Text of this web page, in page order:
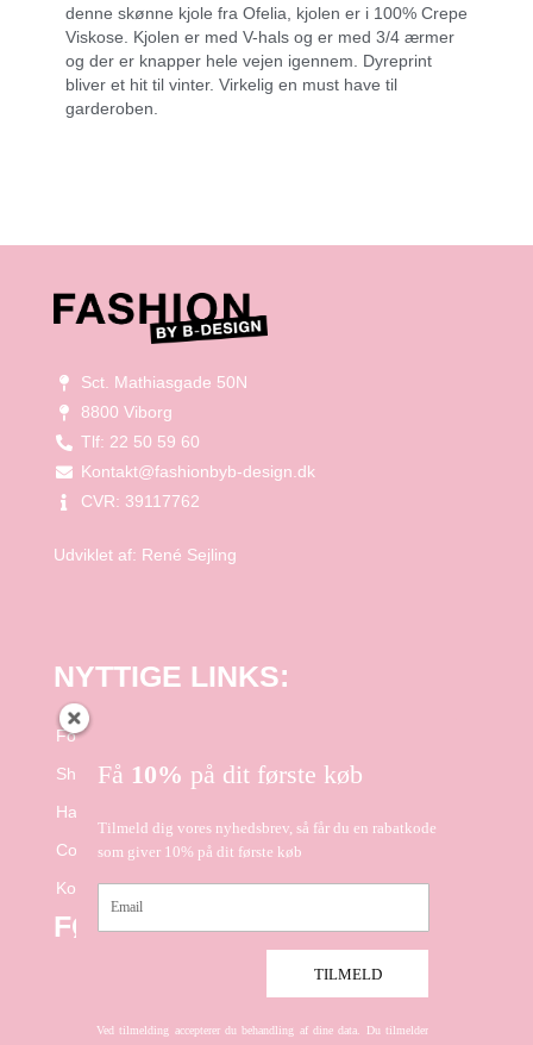
denne skønne kjole fra Ofelia, kjolen er i 100% Crepe
Viskose. Kjolen er med V-hals og er med 3/4 ærmer
og der er knapper hele vejen igennem. Dyreprint
bliver et hit til vinter. Virkelig en must have til
garderoben.
Sct. Mathiasgade 50N
8800 Viborg
Tlf: 22 50 59 60
Kontakt@fashionbyb-design.dk
CVR: 39117762
Udviklet af: René Sejling
NYTTIGE LINKS:
Forside
Shop
Handelsbetingelser
Cookie- og Privatlivspolitik
Kontakt
FØLG OS PÅ FACEBOOK
Få 10% på dit første køb
Tilmeld dig vores nyhedsbrev, så får du en rabatkode
som giver 10% på dit første køb
Ved tilmelding accepterer du behandling af dine data. Du tilmelder
Email
TILMELD